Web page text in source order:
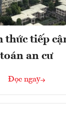
thức tiếp
toán an cư
Đọc ngay